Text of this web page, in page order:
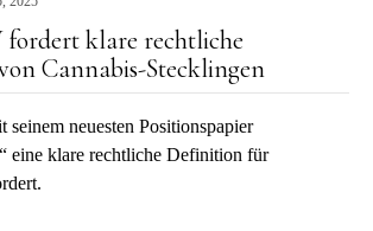
fordert klare rechtliche
Cannabis-Stecklingen
neuesten Positionspapier
eine klare rechtliche Definition für